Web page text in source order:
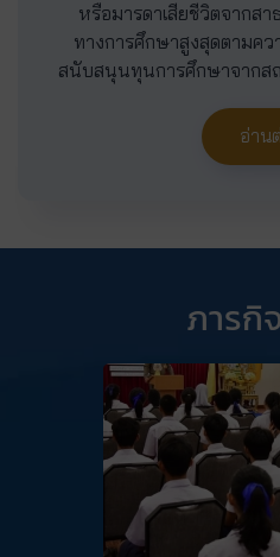
หรือมารดาเสียชีวิตจากส
ทางการศึกษาสูงสุดตามคว
สนับสนุนทุนการศึกษาจากส
อ่าน
ภารกิ